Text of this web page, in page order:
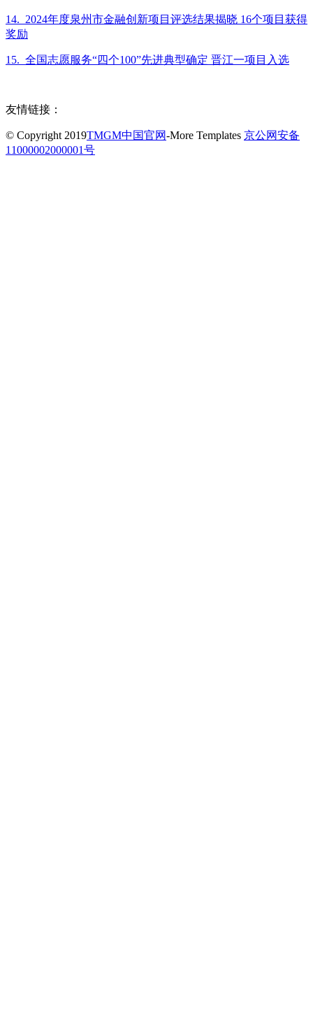
14. 2024年度泉州市金融创新项目评选结果揭晓 16个项目获得
奖励
15. 全国志愿服务“四个100”先进典型确定 晋江一项目入选
友情链接：
© Copyright 2019TMGM中国官网-More Templates 京公网安备
11000002000001号